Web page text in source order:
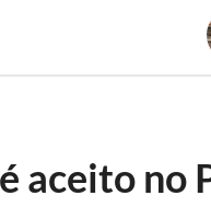
aceito no